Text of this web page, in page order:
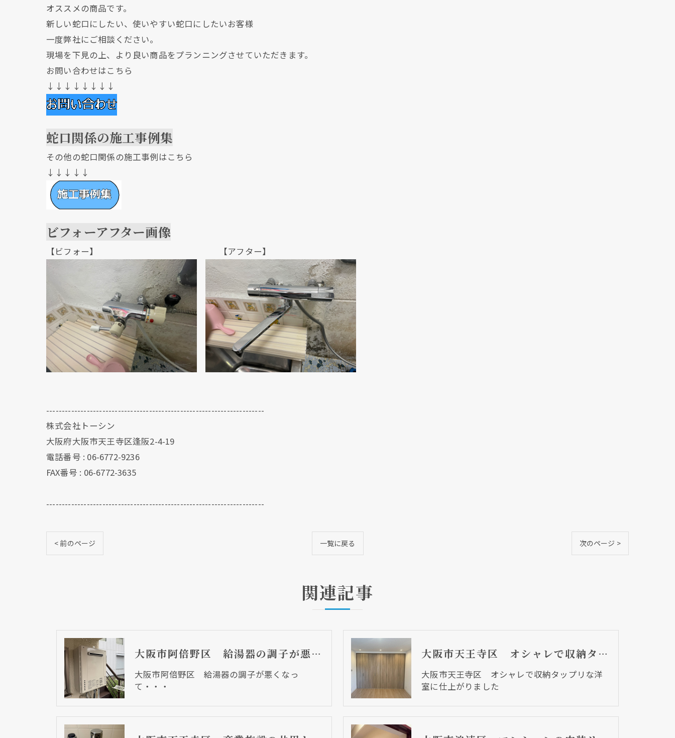
オススメの商品です。
新しい蛇口にしたい、使いやすい蛇口にしたいお客様
一度弊社にご相談ください。
現場を下見の上、より良い商品をプランニングさせていただきます。
お問い合わせはこちら
↓↓↓↓↓↓↓↓
蛇口関係の施工事例集
その他の蛇口関係の施工事例はこちら
↓↓↓↓↓
ビフォーアフター画像
【ビフォー】 【アフター】
----------------------------------------------------------------------
株式会社トーシン
大阪府大阪市天王寺区逢阪2-4-19
電話番号 : 06-6772-9236
FAX番号 : 06-6772-3635
----------------------------------------------------------------------
< 前のページ 一覧に戻る 次のページ >
関連記事
大阪市阿倍野区 給湯器の調子が悪くなって・・・
大阪市阿倍野区 給湯器の調子が悪くなっ
て・・・
大阪市天王寺区 オシャレで収納タップリな洋室に仕上がりました
大阪市天王寺区 オシャレで収納タップリな洋
室に仕上がりました